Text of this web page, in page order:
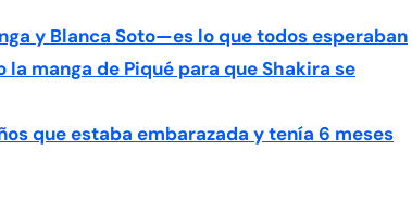
y Blanca Soto—es lo que todos esperaban
la manga de Piqué para que Shakira se
que estaba embarazada y tenía 6 meses